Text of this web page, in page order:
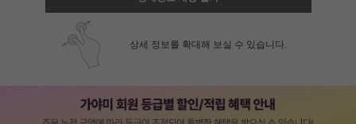
상세 정보를 확대해 보실 수 있습니다.